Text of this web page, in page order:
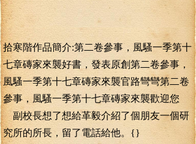
拾寒階作品簡介:第二卷參事，風騷一季第十
七章磚家來襲好書，發表原創第二卷參事，
風騷一季第十七章磚家來襲官路彎彎第二卷
參事，風騷一季第十七章磚家來襲歡迎您
副校長想了想給革毅介紹了個朋友一個研
究所的所長，留了電話給他。{}